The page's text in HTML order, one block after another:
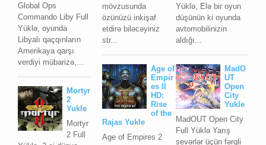
Global Ops
Commando Liby Full
Yüklə, oyunda
Libyalı qaçqınların
Amerikaya qarşı
verdiyi mübarizə,...
Mortyr
2
Yukle
Mortyr
2 Full
Yüklə, Elə bir oyun
düşünün ki oyunda
avtomobilinizin
aldığı...
MadO
UT
Open
City
Yukle
MadOUT Open City
Full Yüklə Yarış
sevərlər üçün fərqli
mövzusunda
özünüzü inkişaf
etdirə biləcəyiniz
str...
Age of
Empir
es II
HD:
Rise
of the
Rajas Yukle
Age of Empires 2